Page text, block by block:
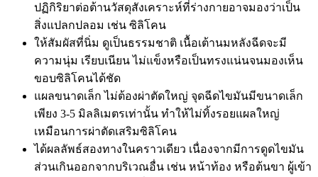
ปฏิกิริยาต่อต้านวัสดุสังเคราะห์ที่ร่างกายอาจมองว่าเป็น
สิ่งแปลกปลอม เช่น ซิลิโคน
ให้สัมผัสที่นิ่ม ดูเป็นธรรมชาติ เนื้อเต้านมหลังฉีดจะมี
ความนุ่ม เรียบเนียน ไม่แข็งหรือเป็นทรงแน่นจนมองเห็น
ขอบซิลิโคนได้ชัด
แผลขนาดเล็ก ไม่ต้องผ่าตัดใหญ่ จุดฉีดไขมันมีขนาดเล็ก
เพียง 3-5 มิลลิเมตรเท่านั้น ทำให้ไม่ทิ้งรอยแผลใหญ่
เหมือนการผ่าตัดเสริมซิลิโคน
ได้ผลลัพธ์สองทางในคราวเดียว เนื่องจากมีการดูดไขมัน
ส่วนเกินออกจากบริเวณอื่น เช่น หน้าท้อง หรือต้นขา ผู้เข้า